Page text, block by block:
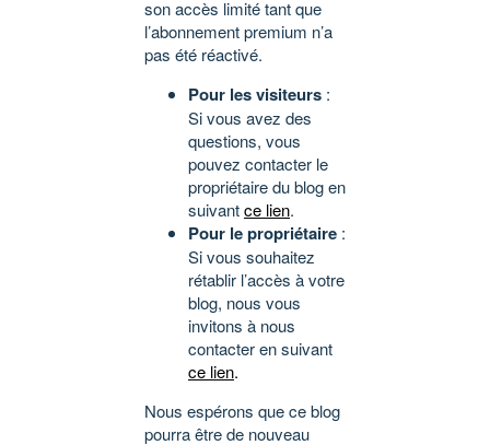
son accès limité tant que
l’abonnement premium n’a
pas été réactivé.
Pour les visiteurs :
Si vous avez des
questions, vous
pouvez contacter le
propriétaire du blog en
suivantce lien.
Pour le propriétaire :
Si vous souhaitez
rétablir l’accès à votre
blog, nous vous
invitons à nous
contacter en suivant
ce lien.
Nous espérons que ce blog
pourra être de nouveau